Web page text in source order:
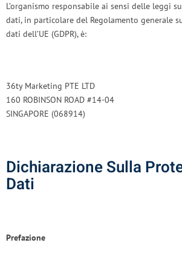
L’organismo responsabile ai sensi delle leggi
dati, in particolare del Regolamento generale
dati dell’UE (GDPR), è:
36ty Marketing PTE LTD
160 ROBINSON ROAD #14-04
SINGAPORE (068914)
Dichiarazione Sulla
Dati
Prefazione